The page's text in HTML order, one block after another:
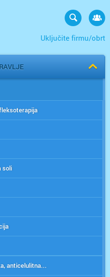
Uključite firmu/obrt
soli
anticelulitna...